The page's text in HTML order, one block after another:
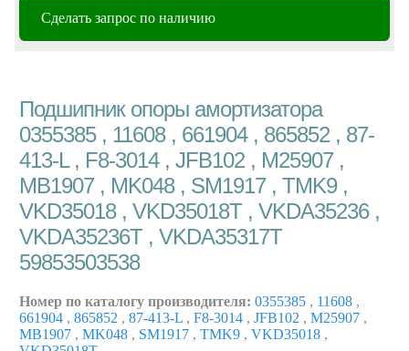
Сделать запрос по наличию
Подшипник опоры амортизатора
0355385 , 11608 , 661904 , 865852 , 87-
413-L , F8-3014 , JFB102 , M25907 ,
MB1907 , MK048 , SM1917 , TMK9 ,
VKD35018 , VKD35018T , VKDA35236 ,
VKDA35236T , VKDA35317T
59853503538
Номер по каталогу производителя: 0355385 , 11608 ,
661904 , 865852 , 87-413-L , F8-3014 , JFB102 , M25907 ,
MB1907 , MK048 , SM1917 , TMK9 , VKD35018 ,